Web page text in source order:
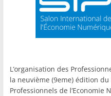
L’organisation des
la neuvième (9eme) édition
Professionnels de l’Economie